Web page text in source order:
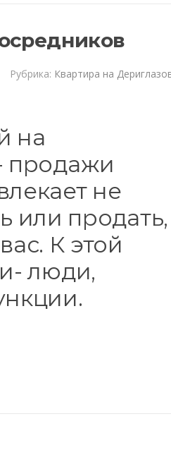
Рубрика: Квартира на
на
продажи
не
или продать,
К этой
люди,